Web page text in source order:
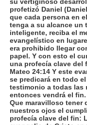
profetizó Daniel
que cada persona en
tenga a su alcance un
inteligente, reciba el
evangelístico en
era prohibido llegar
papel. Y con esto el
una profecía clave del
Mateo 24:14 Y este
se predicará en todo
testimonio a todas las
entonces vendrá el fin.
Que maravilloso tener
nuestros ojos el
profecía clave del fin: